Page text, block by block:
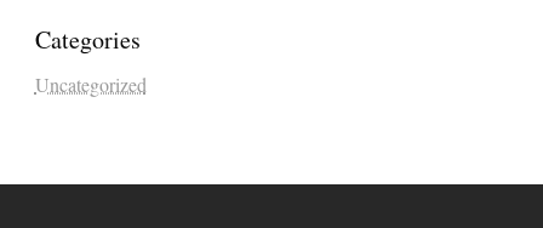
Categories
Uncategorized